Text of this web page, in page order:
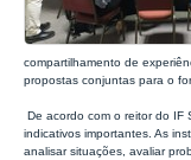
compartilhamento de
propostas conjuntas para o
De acordo com o reitor do IF
indicativos importantes. As
analisar situações, avaliar